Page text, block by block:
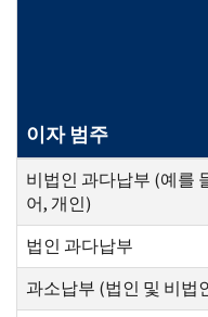
이자 범주
비법인 과다납부 (예를
어, 개인)
법인 과다납부
과소납부 (법인 및 비법